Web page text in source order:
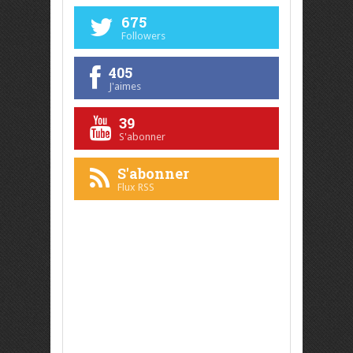
675
Followers
405
J'aimes
39
S'abonner
S'abonner
Flux RSS